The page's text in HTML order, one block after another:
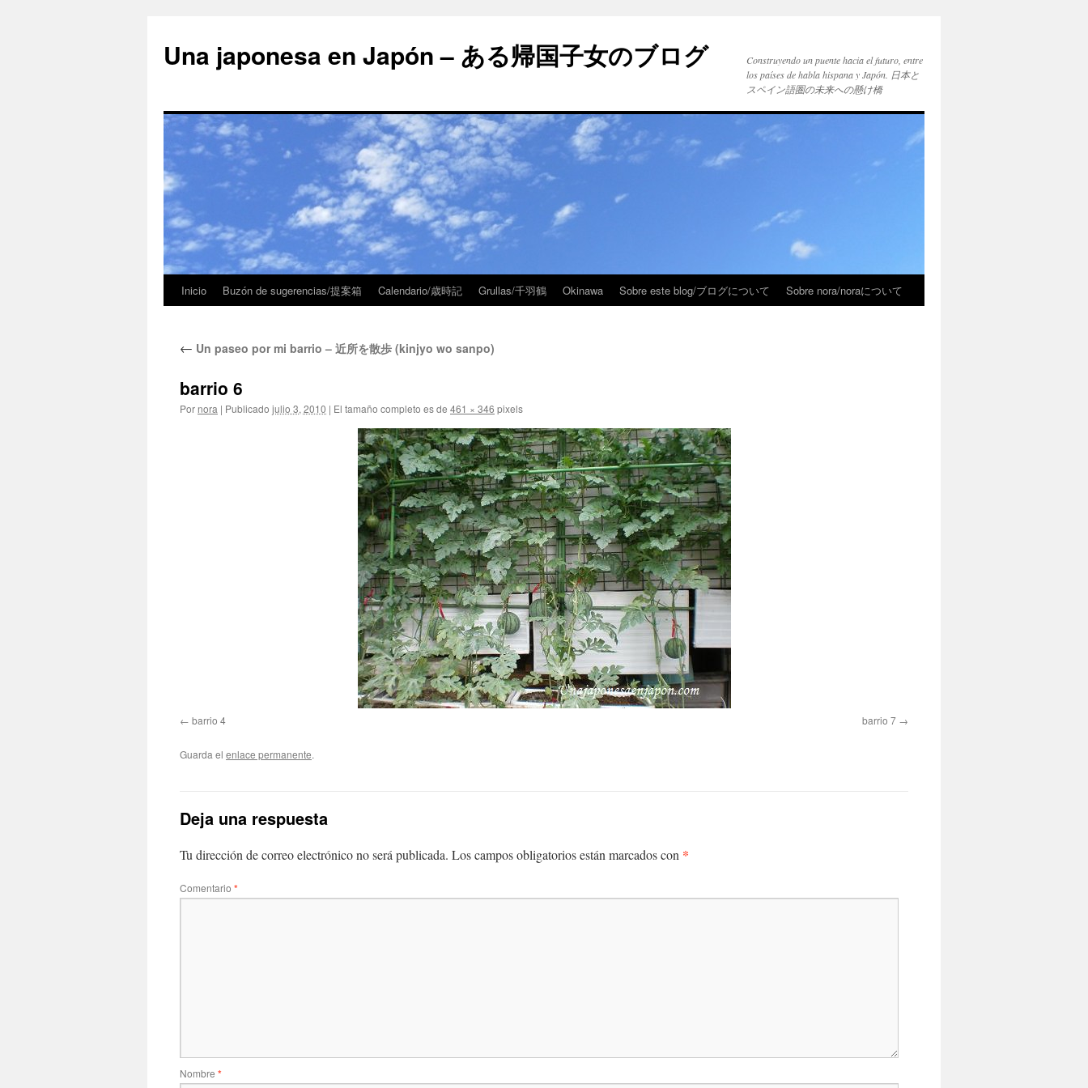
Una japonesa en Japón – ある帰国子女のブログ
Construyendo un puente hacia el futuro, entre
los países de habla hispana y Japón. 日本と
スペイン語圏の未来への懸け橋
Inicio Buzón de sugerencias/提案箱 Calendario/歳時記 Grullas/千羽鶴 Okinawa Sobre este blog/ブログについて Sobre nora/noraについて
← Un paseo por mi barrio – 近所を散歩 (kinjyo wo sanpo)
barrio 6
Por nora | Publicado julio 3, 2010 | El tamaño completo es de 461 × 346 pixels
barrio 4 barrio 7
Guarda el enlace permanente.
Deja una respuesta
Tu dirección de correo electrónico no será publicada. Los campos obligatorios están marcados con *
Comentario *
Nombre *